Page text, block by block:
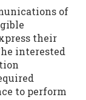
of
their
interested
to perform